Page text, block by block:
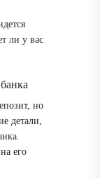
ли у вас
но
детали,
его